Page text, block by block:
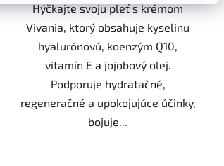
Hýčkajte svoju pleť s krémom
Vivania, ktorý obsahuje kyselinu
hyalurónovú, koenzým Q10,
vitamín E a jojobový olej.
Podporuje hydratačné,
regeneračné a upokojujúce účinky,
bojuje...